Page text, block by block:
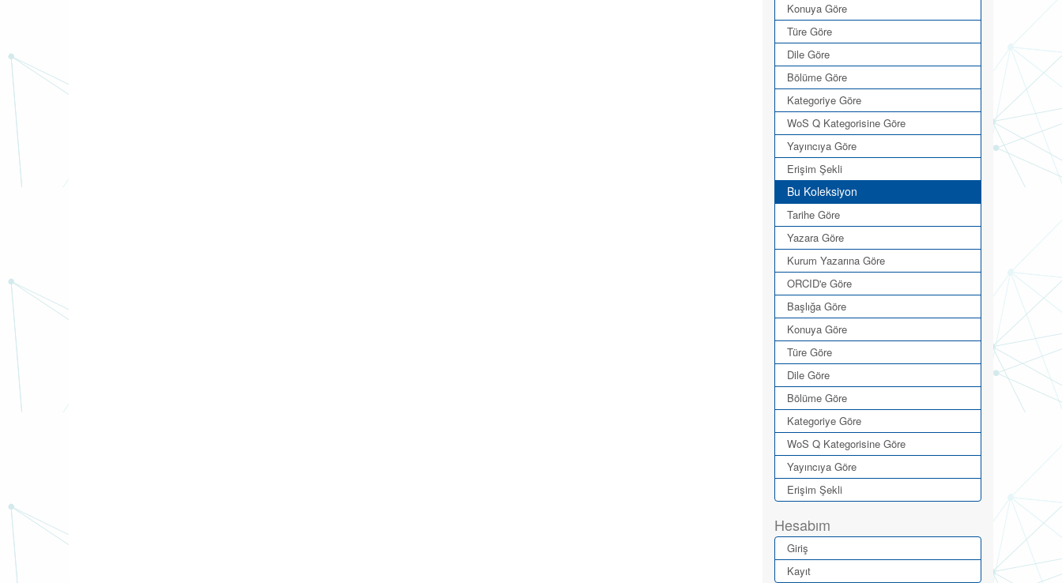
Konuya Göre
Türe Göre
Dile Göre
Bölüme Göre
Kategoriye Göre
WoS Q Kategorisine Göre
Yayıncıya Göre
Erişim Şekli
Bu Koleksiyon
Tarihe Göre
Yazara Göre
Kurum Yazarına Göre
ORCID'e Göre
Başlığa Göre
Konuya Göre
Türe Göre
Dile Göre
Bölüme Göre
Kategoriye Göre
WoS Q Kategorisine Göre
Yayıncıya Göre
Erişim Şekli
Hesabım
Giriş
Kayıt